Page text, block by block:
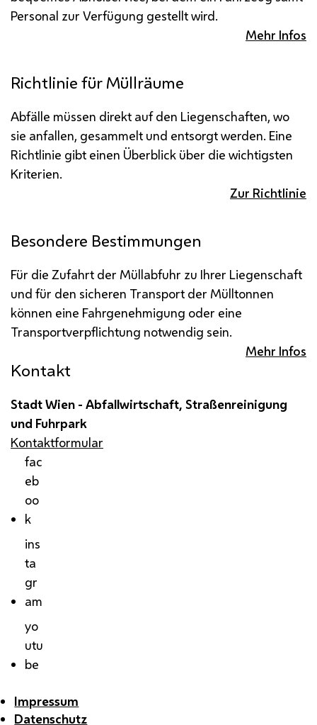
Personal zur Verfügung gestellt wird.
Mehr Infos
Richtlinie für Müllräume
Abfälle müssen direkt auf den Liegenschaften, wo
sie anfallen, gesammelt und entsorgt werden. Eine
Richtlinie gibt einen Überblick über die wichtigsten
Kriterien.
Zur Richtlinie
Besondere Bestimmungen
Für die Zufahrt der Müllabfuhr zu Ihrer Liegenschaft
und für den sicheren Transport der Mülltonnen
können eine Fahrgenehmigung oder eine
Transportverpflichtung notwendig sein.
Mehr Infos
Kontakt
Stadt Wien - Abfallwirtschaft, Straßenreinigung
und Fuhrpark
Kontaktformular
fac
eb
oo
k
ins
ta
gr
am
yo
utu
be
Impressum
Datenschutz